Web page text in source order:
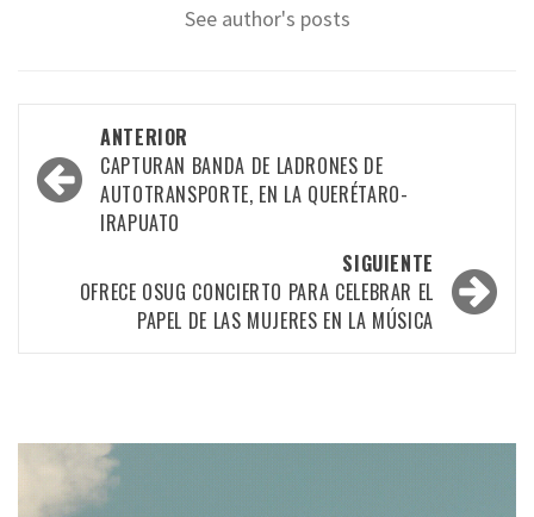
See author's posts
Navegación
por
las
ANTERIOR
CAPTURAN BANDA DE LADRONES DE
AUTOTRANSPORTE, EN LA QUERÉTARO-
IRAPUATO
SIGUIENTE
OFRECE OSUG CONCIERTO PARA CELEBRAR EL
PAPEL DE LAS MUJERES EN LA MÚSICA